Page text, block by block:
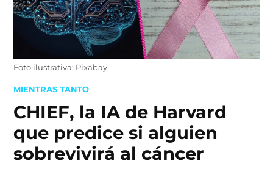
Foto ilustrativa: Pixabay
POSTED
MIENTRAS TANTO
CHIEF, la IA de Harvard
que predice si alguien
sobrevivirá al cáncer